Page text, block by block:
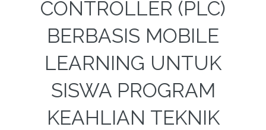
CONTROLLER (PLC)
BERBASIS MOBILE
LEARNING UNTUK
SISWA PROGRAM
KEAHLIAN TEKNIK